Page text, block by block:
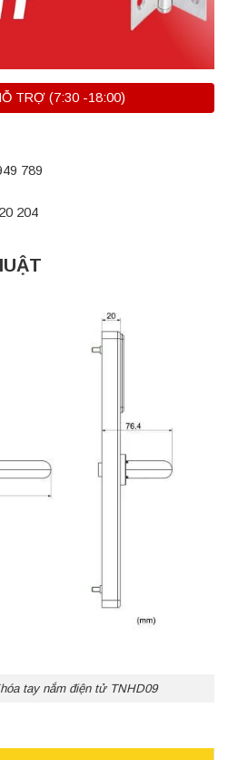
TRỢ (7:30 -18:00)
789
204
tay nắm điện tử TNHD09